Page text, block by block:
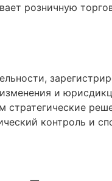
розничную
и
контроль и